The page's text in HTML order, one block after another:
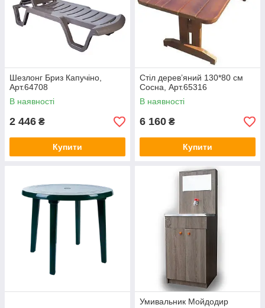
Шезлонг Бриз Капучіно,
Арт.64708
В наявності
2 446 ₴
Купити
Стіл дерев’яний 130*80 см
Сосна, Арт.65316
В наявності
6 160 ₴
Купити
Умивальник Мойдодир